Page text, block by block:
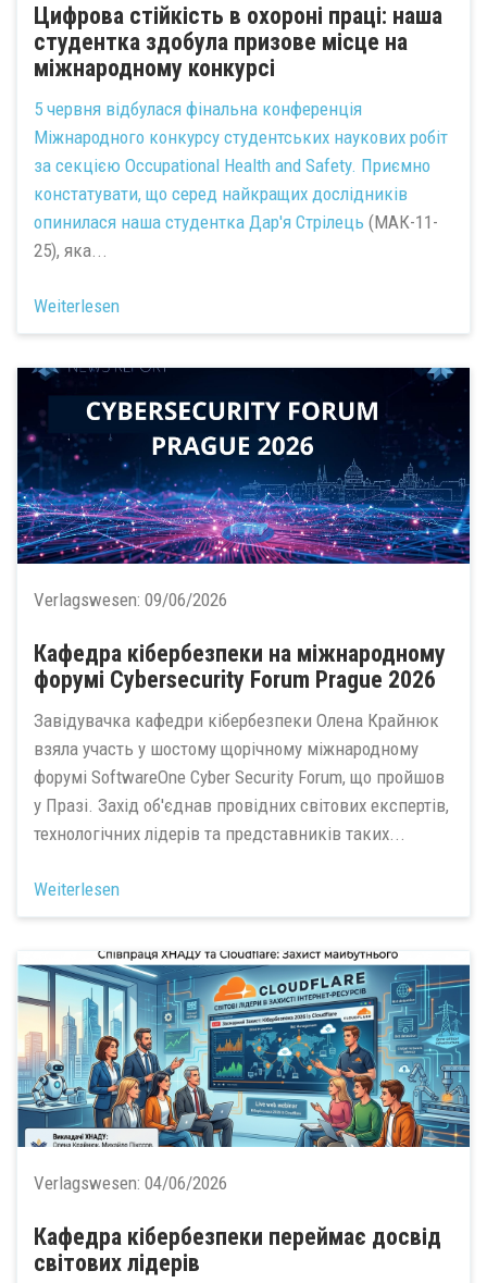
Цифрова стійкість в охороні праці: наша
студентка здобула призове місце на
міжнародному конкурсі
5 червня відбулася фінальна конференція
Міжнародного конкурсу студентських наукових робіт
за секцією Occupational Health and Safety. Приємно
констатувати, що серед найкращих дослідників
опинилася наша студентка Дар'я Стрілець (МАК-11-
25), яка...
Weiterlesen
Verlagswesen: 09/06/2026
Кафедра кібербезпеки на міжнародному
форумі Cybersecurity Forum Prague 2026
Завідувачка кафедри кібербезпеки Олена Крайнюк
взяла участь у шостому щорічному міжнародному
форумі SoftwareOne Cyber Security Forum, що пройшов
у Празі. Захід об'єднав провідних світових експертів,
технологічних лідерів та представників таких...
Weiterlesen
Verlagswesen: 04/06/2026
Кафедра кібербезпеки переймає досвід
світових лідерів